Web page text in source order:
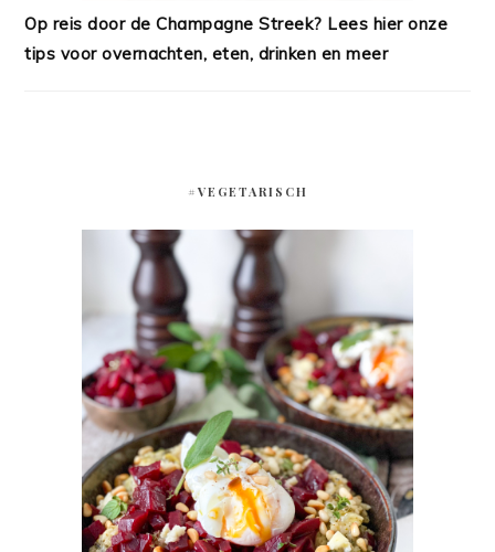
Op reis door de Champagne Streek? Lees hier onze
tips voor overnachten, eten, drinken en meer
#VEGETARISCH